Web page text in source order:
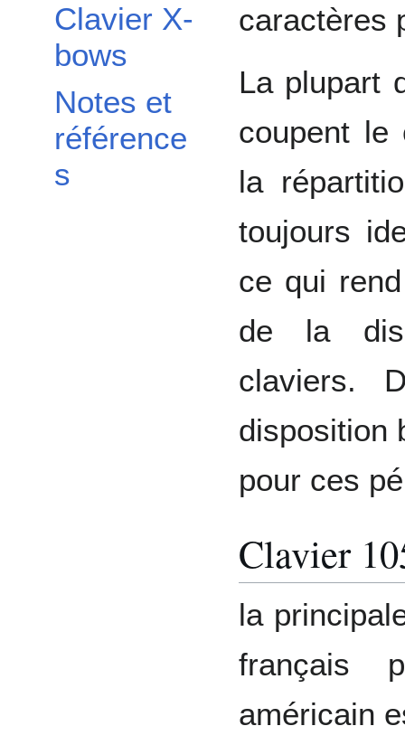
Clavier X-
bows
Notes et
référence
s
caractères
La plupart
coupent le
la
toujours
ce qui
de la
claviers.
disposition
pour ces
Clavier
la
français
américain